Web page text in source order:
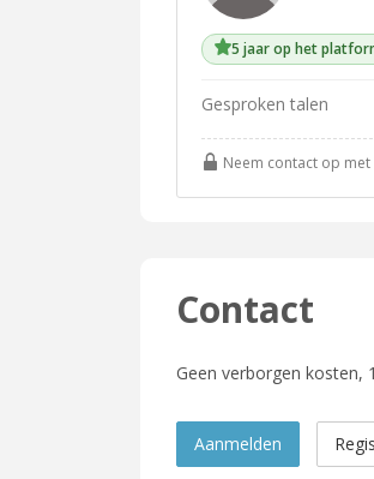
5 jaar op het
Gesproken talen
Neem contact op
Contact
Geen verborgen kosten,
Aanmelden